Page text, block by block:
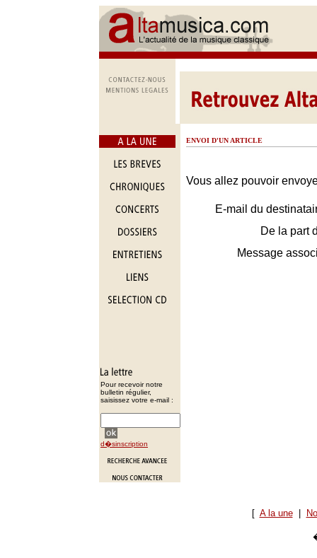
Pour recevoir notre
bulletin régulier,
saisissez votre e-mail :
d�sinscription
ENVOI D'UN ARTICLE
Vous allez pouvoir
E-mail du
De la part
Message
[ A la une|